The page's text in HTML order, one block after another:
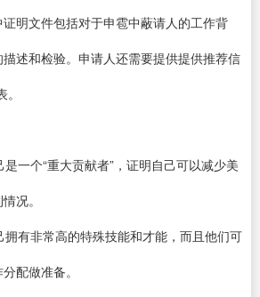
明文件包括对于申雹中蔽请人的工作背
述和检验。申请人还需要提供提供推荐信
一个“重大贡献者”，证明自己可以减少美
况。
有非常高的特殊技能和才能，而且他们可
配做准备。